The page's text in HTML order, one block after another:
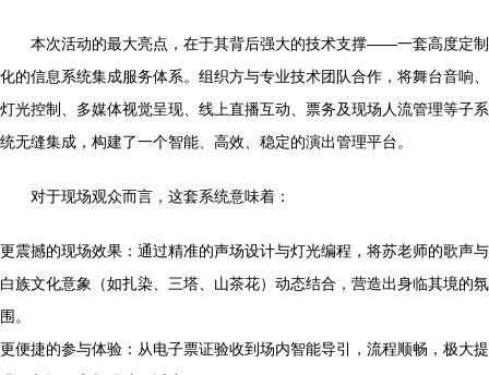
本次活动的最大亮点，在于其背后强大的技术支撑——一套高度定制
化的信息系统集成服务体系。组织方与专业技术团队合作，将舞台音响、
灯光控制、多媒体视觉呈现、线上直播互动、票务及现场人流管理等子系
统无缝集成，构建了一个智能、高效、稳定的演出管理平台。
对于现场观众而言，这套系统意味着：
更震撼的现场效果：通过精准的声场设计与灯光编程，将苏老师的歌声与
白族文化意象（如扎染、三塔、山茶花）动态结合，营造出身临其境的氛
围。
更便捷的参与体验：从电子票证验收到场内智能导引，流程顺畅，极大提